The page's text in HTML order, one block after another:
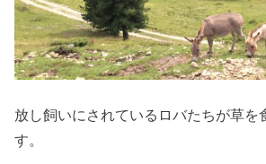
放し飼いにされているロバたちが草を
す。